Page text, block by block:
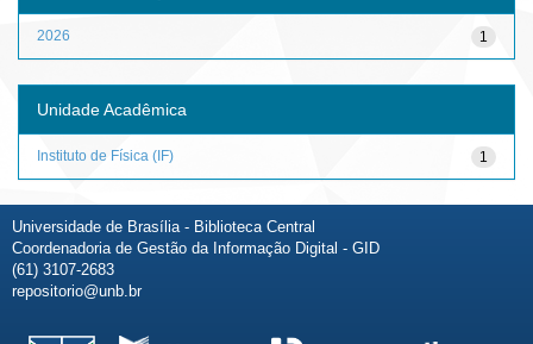
1
2026
Unidade Acadêmica
1
Instituto de Física (IF)
Universidade de Brasília - Biblioteca Central
Coordenadoria de Gestão da Informação Digital - GID
(61) 3107-2683
repositorio@unb.br